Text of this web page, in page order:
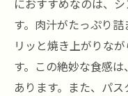
におすすめなのは、
す。肉汁がたっぷり
リッと焼き上がりな
す。この絶妙な食感
あります。また、パ